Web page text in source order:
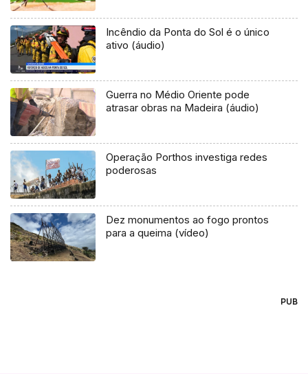
Incêndio da Ponta do Sol é o único
ativo (áudio)
Guerra no Médio Oriente pode
atrasar obras na Madeira (áudio)
Operação Porthos investiga redes
poderosas
Dez monumentos ao fogo prontos
para a queima (vídeo)
PUB